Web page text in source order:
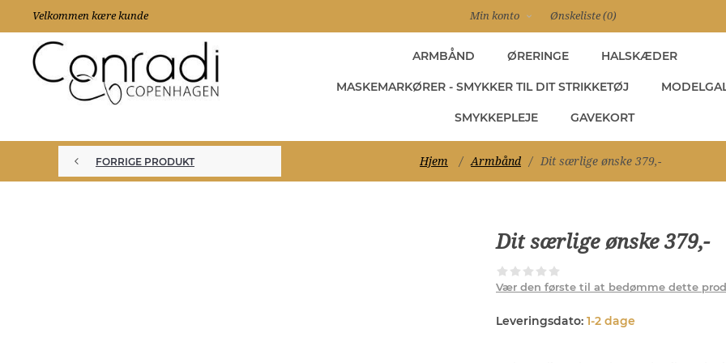
Velkommen kære kunde Min konto Ønskeliste (0)
ARMBÅND ØRERINGE HALSKÆDER
MASKEMARKØRER - SMYKKER TIL DIT STRIKKETØJ
SMYKKEPLEJE GAVEKORT
Hjem / Armbånd / Dit særlige ønske 379,-
FORRIGE PRODUKT
Dit særlige ønske 379,-
Vær den første til at bedømme dette
Leveringsdato: 1-2 dage